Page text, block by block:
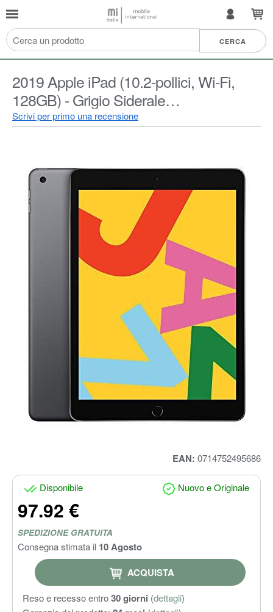
2019 Apple iPad (10.2-pollici, Wi-Fi,
128GB) - Grigio Siderale
(Ricondizionato)
Scrivi per primo una recensione
EAN: 0714752495686
Disponibile Nuovo e Originale
97.92 €
SPEDIZIONE GRATUITA
Consegna stimata il 10 Agosto
ACQUISTA
Reso e recesso entro30 giorni (dettagli)